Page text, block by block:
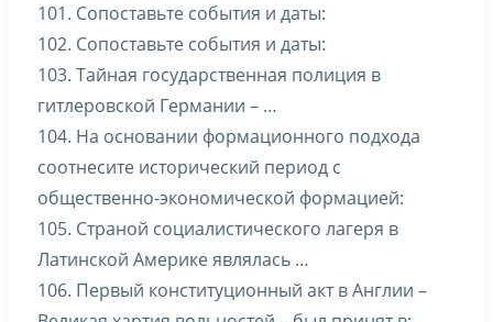
101. Сопоставьте события и даты:
102. Сопоставьте события и даты:
103. Тайная государственная полиция в
гитлеровской Германии – …
104. На основании формационного подхода
соотнесите исторический период с
общественно-экономической формацией:
105. Страной социалистического лагеря в
Латинской Америке являлась …
106. Первый конституционный акт в Англии –